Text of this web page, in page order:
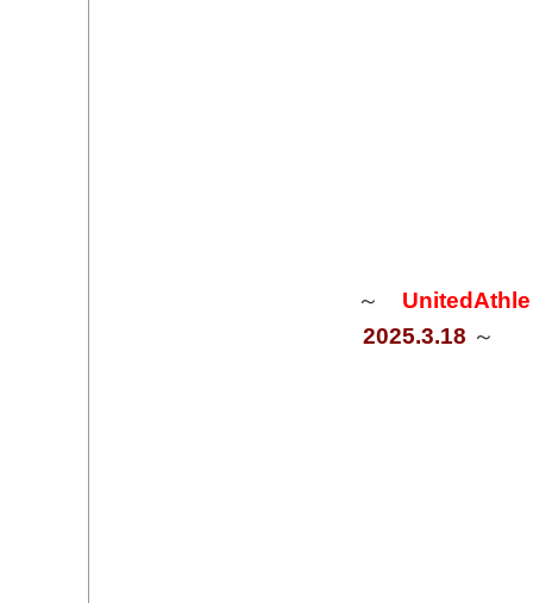
～
2025.3.18 ～​